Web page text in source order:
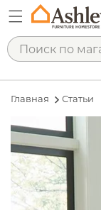
Главная Статьи